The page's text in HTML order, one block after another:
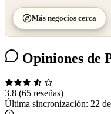
Más negocios cerca
Opiniones de
3.8 (65 reseñas)
Última sincronización: 22